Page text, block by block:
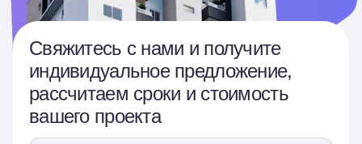
Свяжитесь с нами и получите
индивидуальное предложение,
рассчитаем сроки и стоимость
вашего проекта